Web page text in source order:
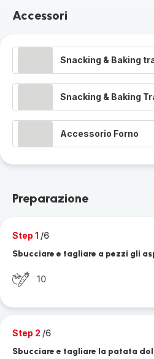
Accessori
Snacking & Baking
Snacking & Baking
Accessorio Forno
Preparazione
Step 1 /6
Sbucciare e tagliare a pezzi gli
10
Step 2 /6
Sbucciare e tagliare la patata